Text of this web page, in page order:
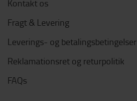
Kontakt os
Fragt & Levering
Leverings- og betalingsbetingelser
Reklamationsret og returpolitik
FAQs